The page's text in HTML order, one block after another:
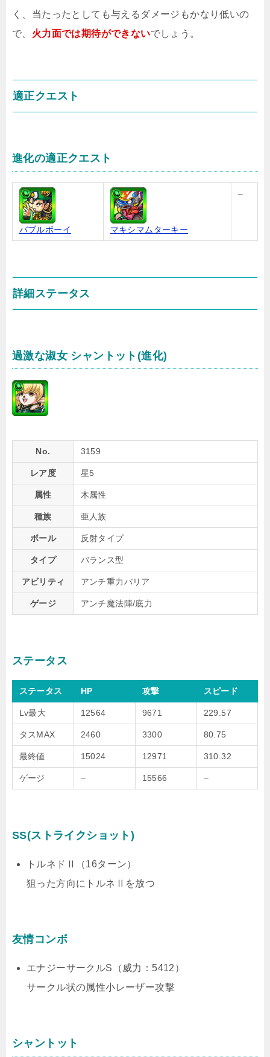
く、当たったとしても与えるダメージもかなり低いの
で、 火力面では期待ができないでしょう。
適正クエスト
進化の適正クエスト
バブルボーイ マキシマムターキー
–
詳細ステータス
過激な淑女 シャントット(進化)
No. 3159
レア度 星5
属性 木属性
種族 亜人族
ボール 反射タイプ
タイプ バランス型
アビリティ アンチ重力バリア
ゲージ アンチ魔法陣/底力
ステータス
ステータス HP 攻撃 スピード
Lv最大 12564 9671 229.57
タスMAX 2460 3300 80.75
最終値 15024 12971 310.32
ゲージ – 15566 –
SS(ストライクショット)
トルネドⅡ（16ターン）
狙った方向にトルネⅡを放つ
友情コンボ
エナジーサークルS（威力：5412）
サークル状の属性小レーザー攻撃
シャントット